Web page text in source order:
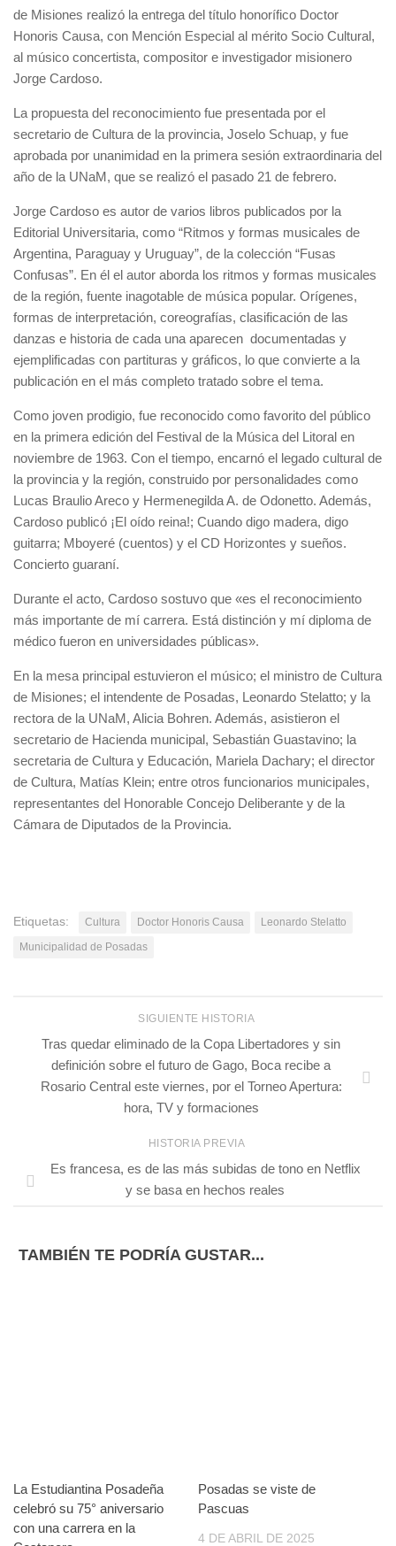
de Misiones realizó la entrega del título honorífico Doctor
Honoris Causa, con Mención Especial al mérito Socio Cultural,
al músico concertista, compositor e investigador misionero
Jorge Cardoso.
La propuesta del reconocimiento fue presentada por el
secretario de Cultura de la provincia, Joselo Schuap, y fue
aprobada por unanimidad en la primera sesión extraordinaria del
año de la UNaM, que se realizó el pasado 21 de febrero.
Jorge Cardoso es autor de varios libros publicados por la
Editorial Universitaria, como “Ritmos y formas musicales de
Argentina, Paraguay y Uruguay”, de la colección “Fusas
Confusas”. En él el autor aborda los ritmos y formas musicales
de la región, fuente inagotable de música popular. Orígenes,
formas de interpretación, coreografías, clasificación de las
danzas e historia de cada una aparecen documentadas y
ejemplificadas con partituras y gráficos, lo que convierte a la
publicación en el más completo tratado sobre el tema.
Como joven prodigio, fue reconocido como favorito del público
en la primera edición del Festival de la Música del Litoral en
noviembre de 1963. Con el tiempo, encarnó el legado cultural de
la provincia y la región, construido por personalidades como
Lucas Braulio Areco y Hermenegilda A. de Odonetto. Además,
Cardoso publicó ¡El oído reina!; Cuando digo madera, digo
guitarra; Mboyeré (cuentos) y el CD Horizontes y sueños.
Concierto guaraní.
Durante el acto, Cardoso sostuvo que «es el reconocimiento
más importante de mí carrera. Está distinción y mí diploma de
médico fueron en universidades públicas».
En la mesa principal estuvieron el músico; el ministro de Cultura
de Misiones; el intendente de Posadas, Leonardo Stelatto; y la
rectora de la UNaM, Alicia Bohren. Además, asistieron el
secretario de Hacienda municipal, Sebastián Guastavino; la
secretaria de Cultura y Educación, Mariela Dachary; el director
de Cultura, Matías Klein; entre otros funcionarios municipales,
representantes del Honorable Concejo Deliberante y de la
Cámara de Diputados de la Provincia.
Etiquetas: Cultura Doctor Honoris Causa
Leonardo Stelatto
Municipalidad de Posadas
SIGUIENTE HISTORIA
Tras quedar eliminado de la Copa Libertadores y sin
definición sobre el futuro de Gago, Boca recibe a
Rosario Central este viernes, por el Torneo Apertura:
hora, TV y formaciones
HISTORIA PREVIA
Es francesa, es de las más subidas de tono en Netflix
y se basa en hechos reales
TAMBIÉN TE PODRÍA GUSTAR...
La Estudiantina Posadeña
celebró su 75° aniversario
con una carrera en la
Posadas se viste de
Pascuas
4 DE ABRIL DE 2025